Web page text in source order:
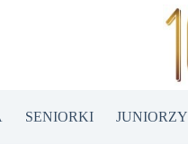
SENIORKI JUNIORZY